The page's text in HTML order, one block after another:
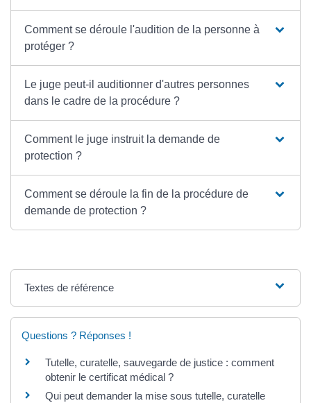
Comment se déroule l'audition de la personne à
protéger ?
Le juge peut-il auditionner d'autres personnes
dans le cadre de la procédure ?
Comment le juge instruit la demande de
protection ?
Comment se déroule la fin de la procédure de
demande de protection ?
Textes de référence
Questions ? Réponses !
Tutelle, curatelle, sauvegarde de justice : comment
obtenir le certificat médical ?
Qui peut demander la mise sous tutelle, curatelle